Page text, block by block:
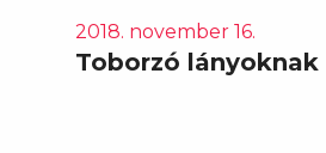
2018. november 16.
Toborzó lányoknak